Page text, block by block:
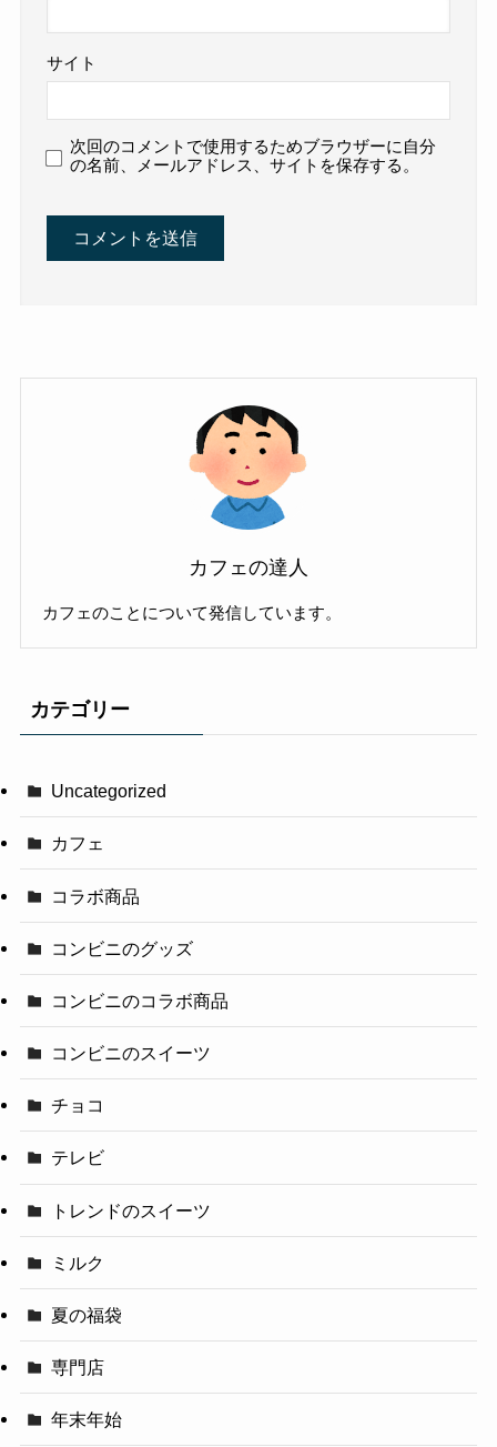
サイト
次回のコメントで使用するためブラウザーに自分
の名前、メールアドレス、サイトを保存する。
カフェの達人
カフェのことについて発信しています。
カテゴリー
Uncategorized
カフェ
コラボ商品
コンビニのグッズ
コンビニのコラボ商品
コンビニのスイーツ
チョコ
テレビ
トレンドのスイーツ
ミルク
夏の福袋
専門店
年末年始